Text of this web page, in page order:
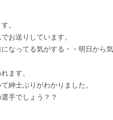
。
お送りしています。
なってる気がする・・明日から
ます。
紳士ぶりがわかりました。
手でしょう？？